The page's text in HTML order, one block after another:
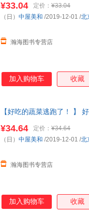
¥33.04 定价： ¥33.04
瀚海图书专营店
（日） 中屋美和 /2019-12-01 /北
加入购物车 收藏
【好吃的蔬菜逃跑了！ 】
¥34.64 定价： ¥34.64
瀚海图书专营店
（日） 中屋美和 /2019-12-01 /北
加入购物车 收藏